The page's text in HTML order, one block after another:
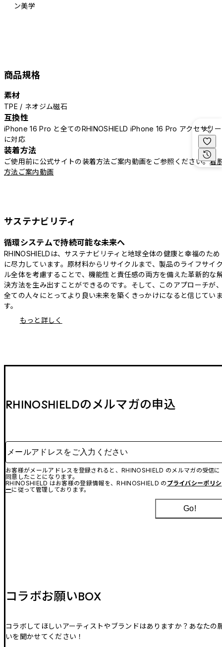
ン美学
商品規格
素材
TPE / ネオジム磁石
互換性
iPhone 16 Pro と全てのRHINOSHIELD iPhone 16 Pro アクセサリー
に対応
装着方法
ご使用前に公式サイトの装着方法ご案内動画をご参照ください。着
方法ご案内動画
サステナビリティ
循環システムで持続可能な未来へ
RHINOSHIELDは、サステナビリティと地球全体の健康と幸福のため
に尽力しています。原材料からリサイクルまで、製品のライフサイ
ル全体を考慮することで、機能性と責任感の両方を備えた革新的な
決方法を生み出すことができるのです。そして、このアプローチが
全ての人々にとってより良い未来を築くきっかけになると信じてい
す。
もっと詳しく
RHINOSHIELDのメルマガの申込
メールアドレスをご入力ください
お客様がメールアドレスを登録されると、RHINOSHIELD のメルマガの受信に
同意したことになります。
RHINOSHIELD はお客様の登録情報を、RHINOSHIELD の プライバシーポリシ
ーに従って管理しております。
Go!
コラボお願いBOX
コラボしてほしいアーティストやブランドはありますか？あなたの
いを聞かせてください！